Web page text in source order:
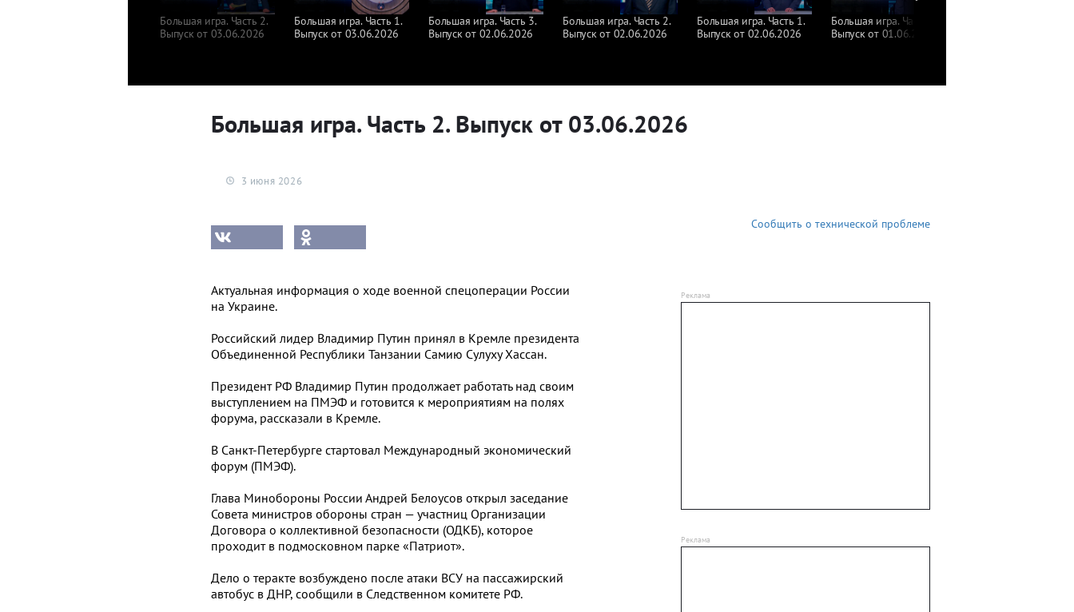
Большая игра. Часть 2.
Выпуск от 03.06.2026
Большая игра. Часть 1.
Выпуск от 03.06.2026
Большая игра. Часть 3.
Выпуск от 02.06.2026
Большая игра. Часть 2.
Выпуск от 02.06.2026
Большая игра. Часть 1.
Выпуск от 02.06.2026
Большая игра. Часть 3.
Выпуск от 01.06.2026
Большая игра. Часть 2. Выпуск от 03.06.2026
3 июня 2026
Сообщить о технической проблеме
Актуальная информация о ходе военной спецоперации России
на Украине.
Российский лидер Владимир Путин принял в Кремле президента
Объединенной Республики Танзании Самию Сулуху Хассан.
Президент РФ Владимир Путин продолжает работать над своим
выступлением на ПМЭФ и готовится к мероприятиям на полях
форума, рассказали в Кремле.
В Санкт-Петербурге стартовал Международный экономический
форум (ПМЭФ).
Глава Минобороны России Андрей Белоусов открыл заседание
Совета министров обороны стран — участниц Организации
Договора о коллективной безопасности (ОДКБ), которое
проходит в подмосковном парке «Патриот».
Дело о теракте возбуждено после атаки ВСУ на пассажирский
автобус в ДНР, сообщили в Следственном комитете РФ.